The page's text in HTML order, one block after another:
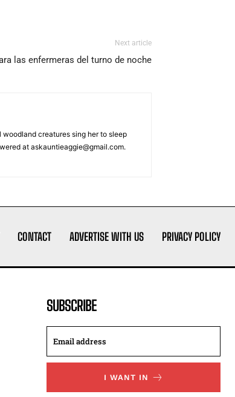
Next article
las enfermeras del turno de noche
creatures sing her to sleep
at askauntieaggie@gmail.com.
CONTACT ADVERTISE WITH US PRIVACY POLICY
SUBSCRIBE
I WANT IN